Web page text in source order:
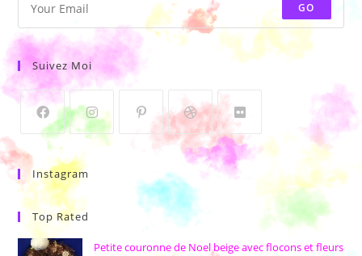
GO
Suivez Moi
Instagram
Top Rated
Petite couronne de Noel beige avec flocons et fleurs